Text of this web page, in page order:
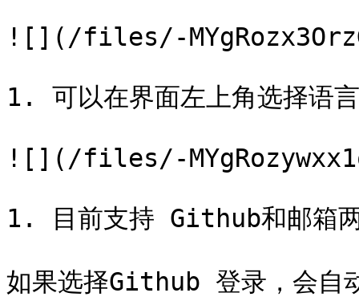
![](/files/-
1. 可以在界面左上角选择语
![](/files/-
1. 目前支持 Github和邮箱
如果选择Github 登录，会自